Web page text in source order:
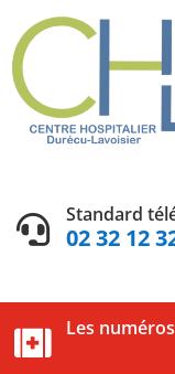
 Standard
02 32 12
 Les